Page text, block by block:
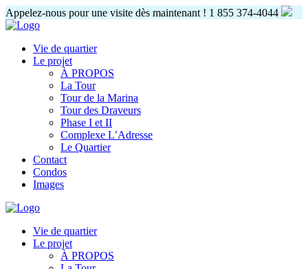
Appelez-nous pour une visite dès maintenant ! 1 855 374-4044
Vie de quartier
Le projet
À PROPOS
La Tour
Tour de la Marina
Tour des Draveurs
Phase I et II
Complexe L’Adresse
Le Quartier
Contact
Condos
Images
Vie de quartier
Le projet
À PROPOS